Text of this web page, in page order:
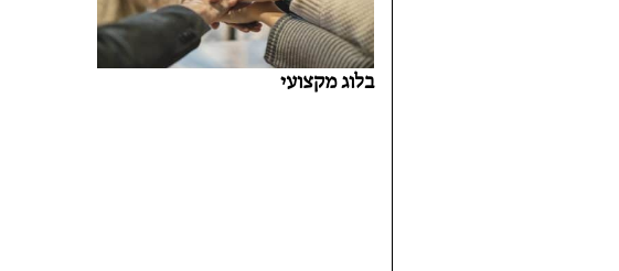
בלוג מקצועי